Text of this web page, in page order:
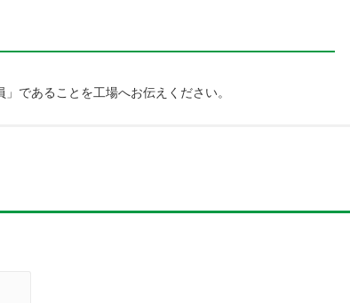
であることを工場へお伝えください。